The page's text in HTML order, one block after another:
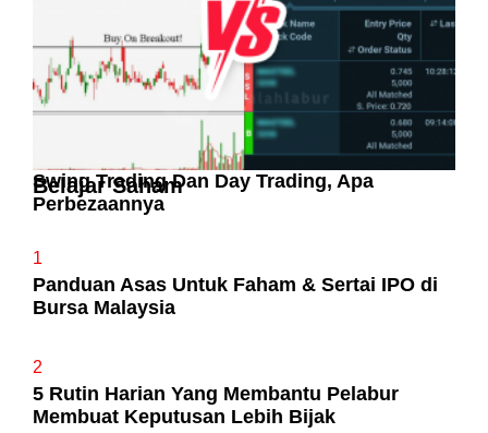
Swing Trading Dan Day Trading, Apa
Perbezaannya
Belajar Saham
1
Panduan Asas Untuk Faham & Sertai IPO di
Bursa Malaysia
2
5 Rutin Harian Yang Membantu Pelabur
Membuat Keputusan Lebih Bijak